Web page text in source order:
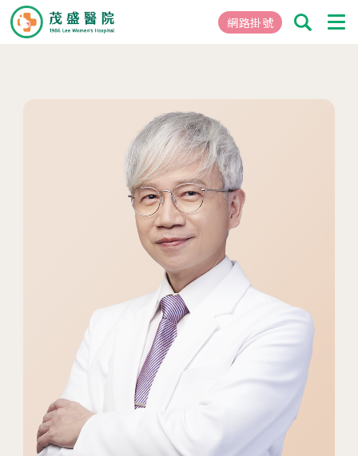
網路掛號
核心專長
茂盛院長
年度大事紀
醫院環境與設備
就醫指南
生殖醫學專科
05 診療科目